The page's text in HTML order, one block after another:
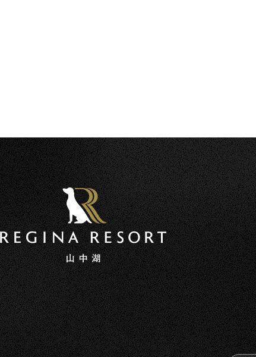
カレンダー予約 ポイントプログラム ご
個人情報保護方針 宿泊約款 利用規約 愛犬同伴宿泊規約 宿泊予約シス